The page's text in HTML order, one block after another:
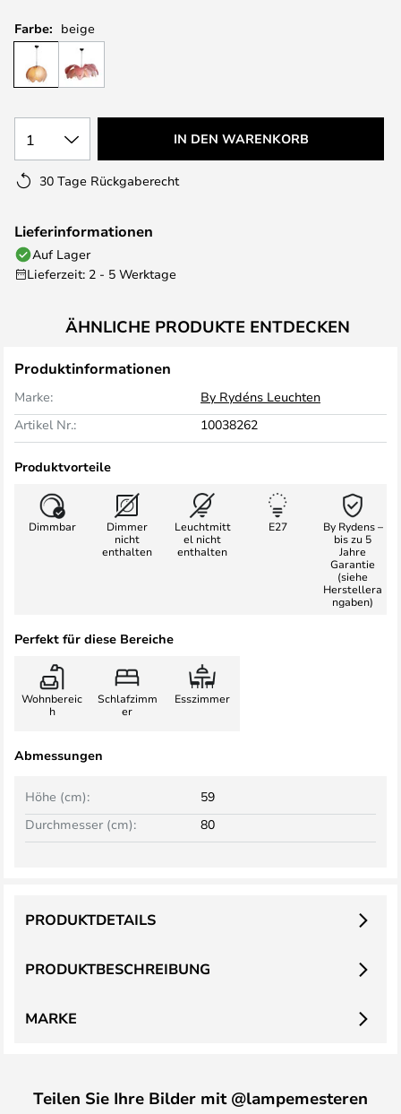
Farbe: beige
1 IN DEN WARENKORB
30 Tage Rückgaberecht
Lieferinformationen
Auf Lager
Lieferzeit: 2 - 5 Werktage
ÄHNLICHE PRODUKTE ENTDECKEN
Produktinformationen
Marke:
By Rydéns Leuchten
Artikel Nr.:
10038262
Produktvorteile
Dimmbar
Dimmer
nicht
enthalten
Leuchtmitt
el nicht
enthalten
E27
By Rydens –
bis zu 5
Jahre
Garantie
(siehe
Herstellera
ngaben)
Perfekt für diese Bereiche
Wohnbereic
h
Schlafzimm
er
Esszimmer
Abmessungen
Höhe (cm):
59
Durchmesser (cm):
80
PRODUKTBESCHREIBUNG
PRODUKTDETAILS
MARKE
Teilen Sie Ihre Bilder mit @lampemesteren